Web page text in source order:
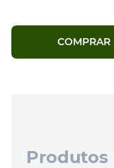
COMPRAR
Produtos